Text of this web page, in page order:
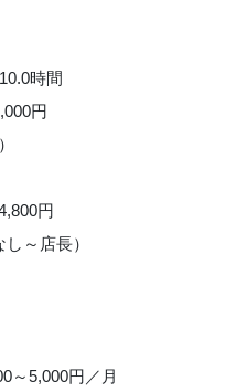
時間
円
円
～店長）
～5,000円／月